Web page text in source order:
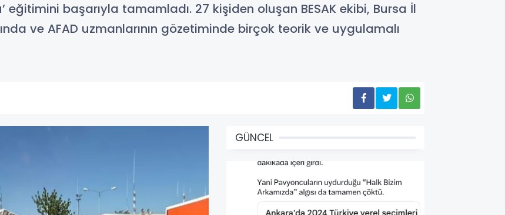
başarıyla tamamladı. 27 kişiden oluşan BESAK ekibi, Bursa İl
ve AFAD uzmanlarının gözetiminde birçok teorik ve uygulamalı
GÜNCEL